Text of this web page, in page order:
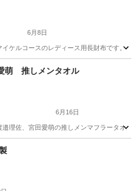
6月8日
イケルコースのレディース用長財布です。
萌 推しメンタオル
6月16日
邉理佐、宮田愛萌の推しメンマフラータオ
他